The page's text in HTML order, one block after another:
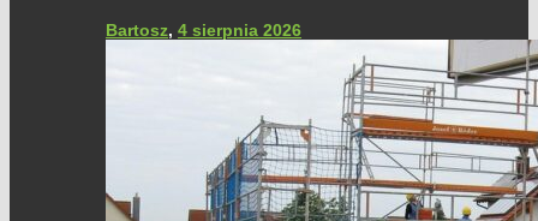
Bartosz, 4 sierpnia 2026